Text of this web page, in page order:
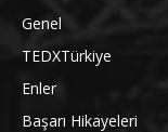
Genel
TEDXTürkiye
Enler
Başarı Hikayeleri